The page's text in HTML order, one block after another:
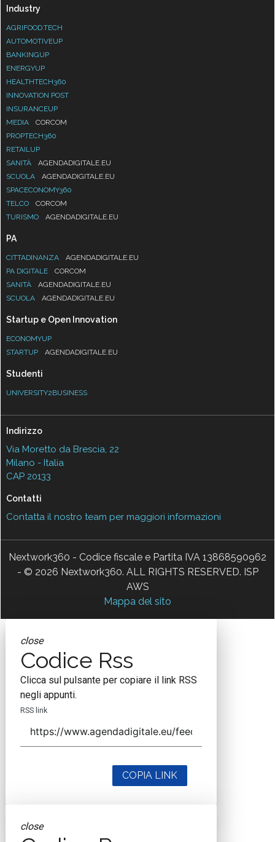
Industry
AGRIFOOD.TECH
AUTOMOTIVEUP
BANKINGUP
ENERGYUP
HEALTHTECH360
INNOVATION POST
INSURANCEUP
MEDIA
CORCOM
PROPTECH360
RETAILUP
SANITÀ
AGENDADIGITALE.EU
SCUOLA
AGENDADIGITALE.EU
SPACECONOMY360
TELCO
CORCOM
TURISMO
AGENDADIGITALE.EU
PA
CITTADINANZA
AGENDADIGITALE.EU
PA DIGITALE
CORCOM
SANITÀ
AGENDADIGITALE.EU
SCUOLA
AGENDADIGITALE.EU
Startup e Open Innovation
ECONOMYUP
STARTUP
AGENDADIGITALE.EU
Studenti
UNIVERSITY2BUSINESS
Indirizzo
Via Moretto da Brescia, 22
Milano - Italia
CAP 20133
Contatti
Contatta il nostro team per maggiori informazioni
Nextwork360 - Codice fiscale e Partita IVA 13868590962
- © 2026 Nextwork360. ALL RIGHTS RESERVED. ISP
AWS
Mappa del sito
close
Codice Rss
Clicca sul pulsante per copiare il link RSS
negli appunti.
RSS link
COPIA LINK
close